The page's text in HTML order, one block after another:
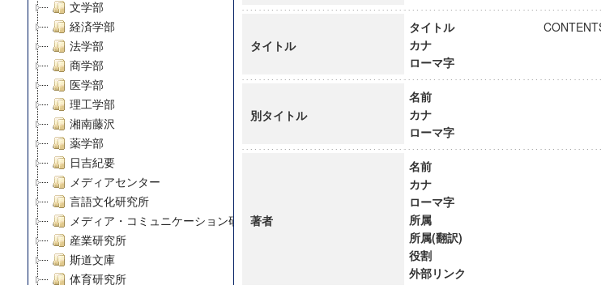
文学部
経済学部
法学部
商学部
医学部
理工学部
湘南藤沢
薬学部
日吉紀要
メディアセンター
言語文化研究所
メディア・コミュニケーション研究所
産業研究所
斯道文庫
体育研究所
タイトル
タイトル
カナ
ローマ字
別タイトル
名前
カナ
ローマ字
著者
名前
カナ
ローマ字
所属
所属(翻訳)
役割
外部リンク